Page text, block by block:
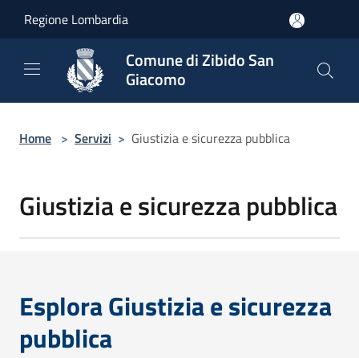
Regione Lombardia
Comune di Zibido San
Giacomo
Home > Servizi > Giustizia e sicurezza pubblica
Giustizia e sicurezza pubblica
Esplora Giustizia e sicurezza
pubblica